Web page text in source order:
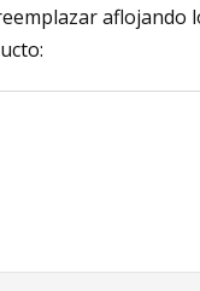
aflojando